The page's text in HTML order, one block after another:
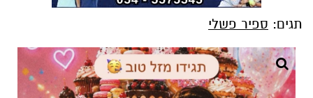
תגים: ספיר פשלי